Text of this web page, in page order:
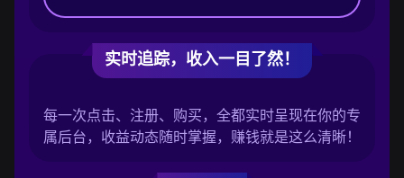
实时追踪，收入一目了然！
每一次点击、注册、购买，全都实时呈现在你的专
属后台，收益动态随时掌握，赚钱就是这么清晰！